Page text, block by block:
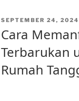
POSTED
SEPTEMBER 24, 2024
Cara
Terbarukan
Rumah